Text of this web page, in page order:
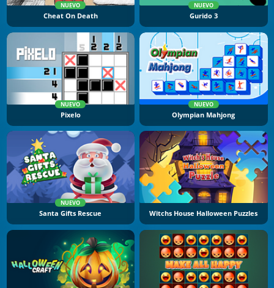
NUEVO
Cheat On Death
NUEVO
Gurido 3
NUEVO
Pixelo
NUEVO
Olympian Mahjong
NUEVO
Santa Gifts Rescue Witchs House Halloween Puzzles